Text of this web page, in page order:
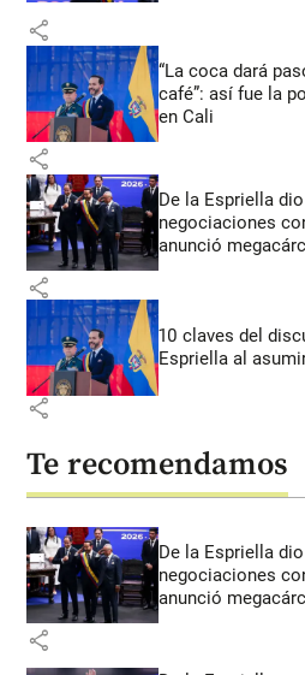
share
“La coca dará
café”: así fue la
en Cali
share
De la Espriella
negociaciones
anunció
share
10 claves del
Espriella al
share
Te recomendamos
De la Espriella
negociaciones
anunció
share